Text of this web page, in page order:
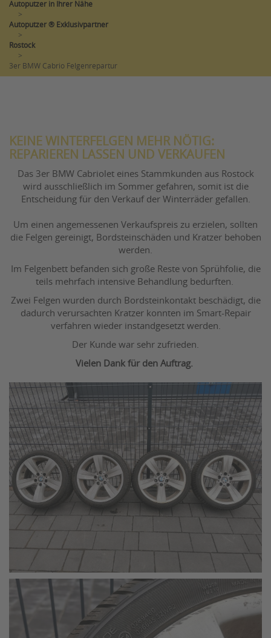
Autoputzer in Ihrer Nähe
>
Autoputzer ® Exklusivpartner
>
Rostock
>
3er BMW Cabrio Felgenrepartur
KEINE WINTERFELGEN MEHR NÖTIG:
REPARIEREN LASSEN UND VERKAUFEN
Das 3er BMW Cabriolet eines Stammkunden aus Rostock
wird ausschließlich im Sommer gefahren, somit ist die
Entscheidung für den Verkauf der Winterräder gefallen.
Um einen angemessenen Verkaufspreis zu erzielen, sollten
die Felgen gereinigt, Bordsteinschäden und Kratzer behoben
werden.
Im Felgenbett befanden sich große Reste von Sprühfolie, die
teils mehrfach intensive Behandlung bedurften.
Zwei Felgen wurden durch Bordsteinkontakt beschädigt, die
dadurch verursachten Kratzer konnten im Smart-Repair
verfahren wieder instandgesetzt werden.
Der Kunde war sehr zufrieden.
Vielen Dank für den Auftrag.